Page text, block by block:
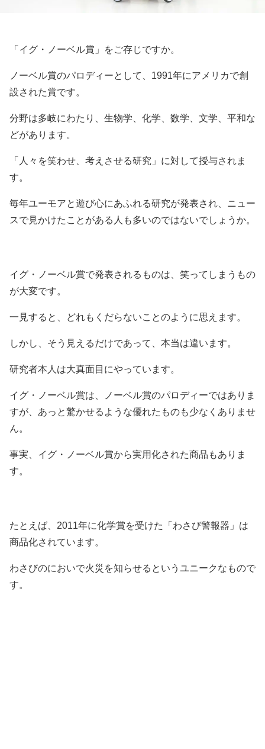
「イグ・ノーベル賞」をご存じですか。
ノーベル賞のパロディーとして、1991年にアメリカで創
設された賞です。
分野は多岐にわたり、生物学、化学、数学、文学、平和な
どがあります。
「人々を笑わせ、考えさせる研究」に対して授与されま
す。
毎年ユーモアと遊び心にあふれる研究が発表され、ニュー
スで見かけたことがある人も多いのではないでしょうか。
イグ・ノーベル賞で発表されるものは、笑ってしまうもの
が大変です。
一見すると、どれもくだらないことのように思えます。
しかし、そう見えるだけであって、本当は違います。
研究者本人は大真面目にやっています。
イグ・ノーベル賞は、ノーベル賞のパロディーではありま
すが、あっと驚かせるような優れたものも少なくありませ
ん。
事実、イグ・ノーベル賞から実用化された商品もありま
す。
たとえば、2011年に化学賞を受けた「わさび警報器」は
商品化されています。
わさびのにおいで火災を知らせるというユニークなもので
す。